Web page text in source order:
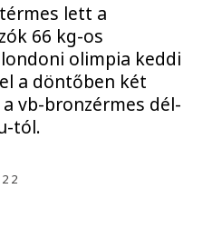
lett a
66 kg-os
olimpia keddi
a döntőben két
vb-bronzérmes dél-
tól.